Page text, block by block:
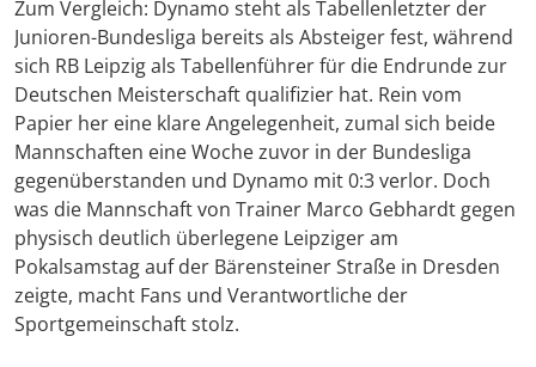
Zum Vergleich: Dynamo steht als Tabellenletzter der
Junioren-Bundesliga bereits als Absteiger fest, während
sich RB Leipzig als Tabellenführer für die Endrunde zur
Deutschen Meisterschaft qualifizier hat. Rein vom
Papier her eine klare Angelegenheit, zumal sich beide
Mannschaften eine Woche zuvor in der Bundesliga
gegenüberstanden und Dynamo mit 0:3 verlor. Doch
was die Mannschaft von Trainer Marco Gebhardt gegen
physisch deutlich überlegene Leipziger am
Pokalsamstag auf der Bärensteiner Straße in Dresden
zeigte, macht Fans und Verantwortliche der
Sportgemeinschaft stolz.